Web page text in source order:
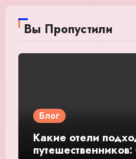
Вы Пропустили
Блог
Какие отели